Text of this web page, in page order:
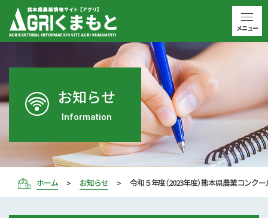
お知らせ
Information
ホーム お知らせ 令和５年度（2023年度）熊本県農業コンク
メニュー